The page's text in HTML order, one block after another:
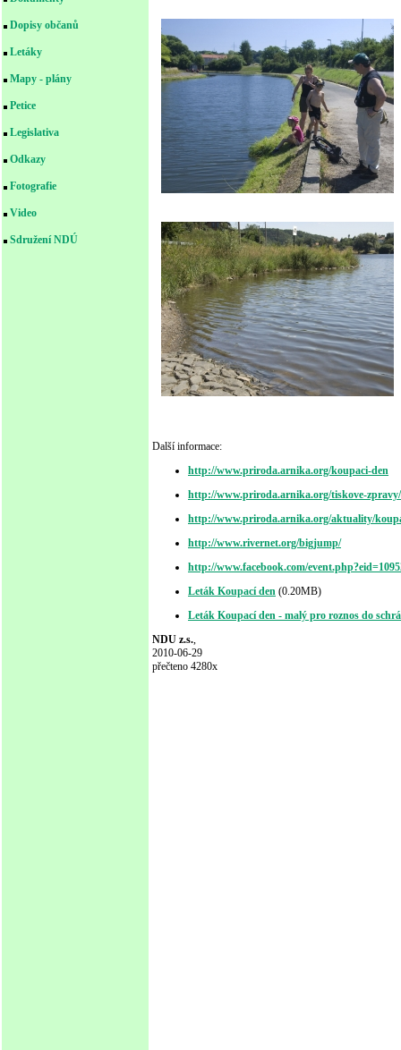
Dopisy občanů
Letáky
Mapy - plány
Petice
Legislativa
Odkazy
Fotografie
Video
Sdružení NDÚ
Další informace:
http://www.priroda.arnika.org/koupaci-den
http://www.priroda.arnika.org/tiskove-
http://www.priroda.arnika.org/aktuality/
http://www.rivernet.org/bigjump/
http://www.facebook.com/
Leták Koupací den (0.20MB)
Leták Koupací den - malý pro roznos do
NDU z.s.
2010-06-29
přečteno 4280x